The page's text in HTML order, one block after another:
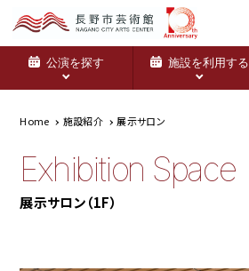
公演を探す 施設を利用する
Home 施設紹介 展示サロン
Exhibition Space
展示サロン（1F）